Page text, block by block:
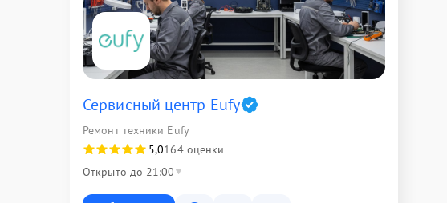
Сервисный центр Eufy
Ремонт техники Eufy
5,0164 оценки
Открыто до 21:00